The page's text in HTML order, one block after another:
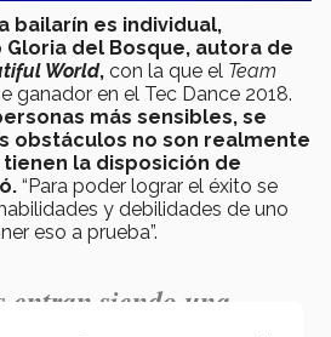
bailarín es individual,
del Bosque, autora de
World, con la que el Team
ganador en el Tec Dance 2018.
más sensibles, se
obstáculos no son realmente
la disposición de
“Para poder lograr el éxito se
y debilidades de uno
eso a prueba”.
entran siendo una